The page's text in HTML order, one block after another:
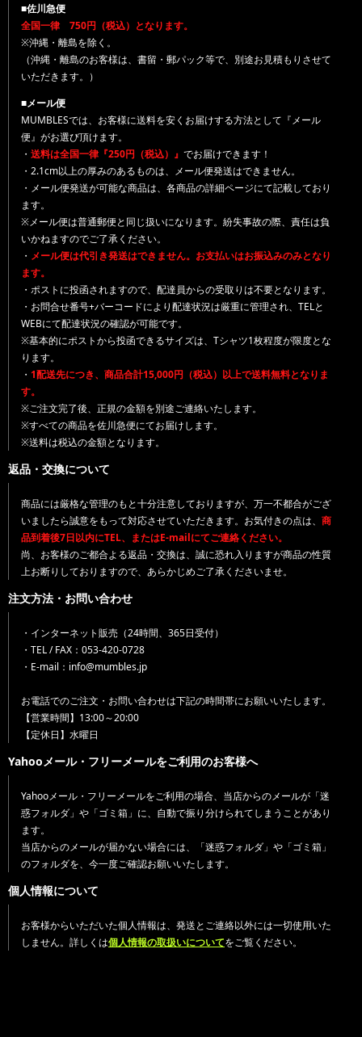
■佐川急便
全国一律 750円（税込）となります。
※沖縄・離島を除く。
（沖縄・離島のお客様は、書留・郵パック等で、別途お見積もりさせて
いただきます。）
■メール便
MUMBLESでは、お客様に送料を安くお届けする方法として『メール
便』がお選び頂けます。
・ 送料は全国一律『250円（税込）』 でお届けできます！
・2.1cm以上の厚みのあるものは、メール便発送はできません。
・メール便発送が可能な商品は、各商品の詳細ページにて記載しており
ます。
※メール便は普通郵便と同じ扱いになります。紛失事故の際、責任は負
いかねますのでご了承ください。
・ メール便は代引き発送はできません。お支払いはお振込みのみとなり
ます。
・ポストに投函されますので、配達員からの受取りは不要となります。
・お問合せ番号+バーコードにより配達状況は厳重に管理され、TELと
WEBにて配達状況の確認が可能です。
※基本的にポストから投函できるサイズは、Tシャツ1枚程度が限度とな
ります。
・ 1配送先につき、商品合計15,000円（税込）以上で送料無料となりま
す。
※ご注文完了後、正規の金額を別途ご連絡いたします。
※すべての商品を佐川急便にてお届けします。
※送料は税込の金額となります。
返品・交換について
商品には厳格な管理のもと十分注意しておりますが、万一不都合がござ
いましたら誠意をもって対応させていただきます。お気付きの点は、 商
品到着後7日以内にTEL、またはE-mailにてご連絡ください。
尚、お客様のご都合よる返品・交換は、誠に恐れ入りますが商品の性質
上お断りしておりますので、あらかじめご了承くださいませ。
注文方法・お問い合わせ
・インターネット販売（24時間、365日受付）
・TEL / FAX：053-420-0728
・E-mail：info@mumbles.jp
お電話でのご注文・お問い合わせは下記の時間帯にお願いいたします。
【営業時間】13:00～20:00
【定休日】水曜日
Yahooメール・フリーメールをご利用のお客様へ
Yahooメール・フリーメールをご利用の場合、当店からのメールが「迷
惑フォルダ」や「ゴミ箱」に、自動で振り分けられてしまうことがあり
ます。
当店からのメールが届かない場合には、「迷惑フォルダ」や「ゴミ箱」
のフォルダを、今一度ご確認お願いいたします。
個人情報について
お客様からいただいた個人情報は、発送とご連絡以外には一切使用いた
しません。詳しくは個人情報の取扱いについてをご覧ください。